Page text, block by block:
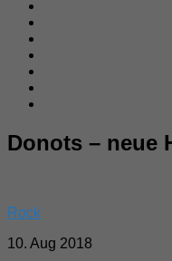
Donots – neue
Rock
10. Aug 2018